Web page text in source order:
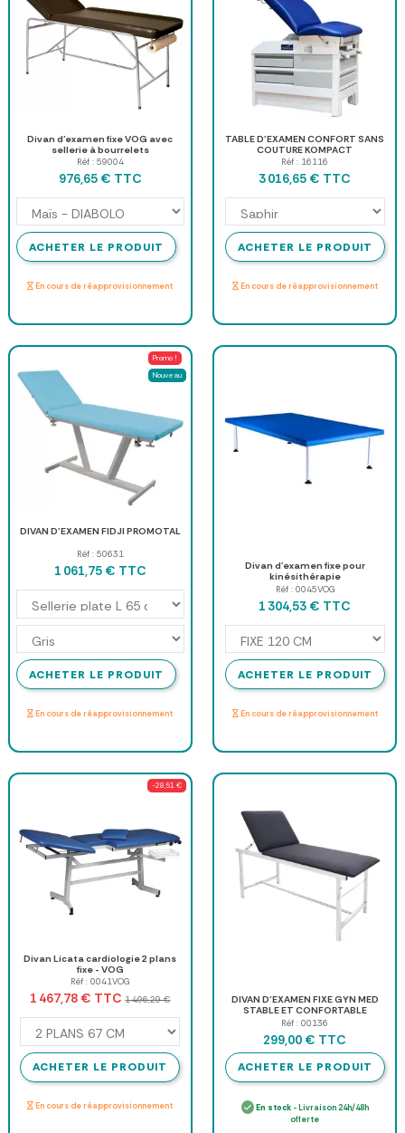
Divan d’examen fixe VOG avec
sellerie à bourrelets
Réf : 59004
976,65 € TTC
ACHETER LE PRODUIT
En cours de réapprovisionnement
TABLE D'EXAMEN CONFORT SANS
COUTURE KOMPACT
Réf : 16116
3 016,65 € TTC
ACHETER LE PRODUIT
En cours de réapprovisionnement
Promo !
Nouveau
DIVAN D'EXAMEN FIDJI PROMOTAL
Réf : 50631
1 061,75 € TTC
ACHETER LE PRODUIT
En cours de réapprovisionnement
Divan d'examen fixe pour
kinésithérapie
Réf : 0045VOG
1 304,53 € TTC
ACHETER LE PRODUIT
En cours de réapprovisionnement
-28,51 €
Divan Licata cardiologie 2 plans
fixe - VOG
Réf : 0041VOG
1 467,78 € TTC 1 496,29 €
ACHETER LE PRODUIT
En cours de réapprovisionnement
DIVAN D’EXAMEN FIXE GYN MED
STABLE ET CONFORTABLE
MEDICLINIC - modèle standard
Réf : 00136
299,00 € TTC
ACHETER LE PRODUIT
En stock- Livraison 24h/48h
offerte